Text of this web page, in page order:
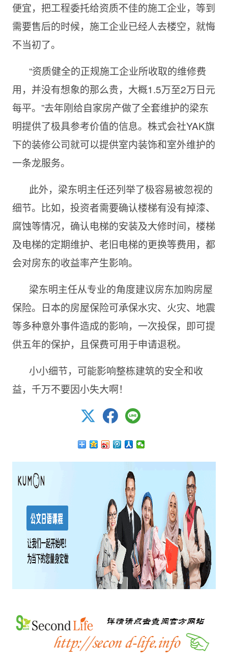
便宜，把工程委托给资质不佳的施工企业，等到
需要售后的时候，施工企业已经人去楼空，就悔
不当初了。
“资质健全的正规施工企业所收取的维修费
用，并没有想象的那么贵，大概1.5万至2万日元
每平。”去年刚给自家房产做了全套维护的梁东
明提供了极具参考价值的信息。株式会社YAK旗
下的装修公司就可以提供室内装饰和室外维护的
一条龙服务。
此外，梁东明主任还列举了极容易被忽视的
细节。比如，投资者需要确认楼梯有没有掉漆、
腐蚀等情况，确认电梯的安装及大修时间，楼梯
及电梯的定期维护、老旧电梯的更换等费用，都
会对房东的收益率产生影响。
梁东明主任从专业的角度建议房东加购房屋
保险。日本的房屋保险可承保水灾、火灾、地震
等多种意外事件造成的影响，一次投保，即可提
供五年的保护，且保费可用于申请退税。
小小细节，可能影响整栋建筑的安全和收
益，千万不要因小失大啊！